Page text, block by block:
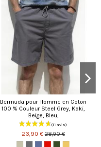
Bermuda pour Homme en Coton
100 % Couleur Steel Grey, Kaki,
Beige, Bleu,
23,90 € 28,90 €